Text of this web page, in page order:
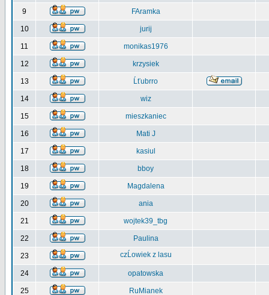
9 FAramka
10 jurij
11 monikas1976
12 krzysiek
13 Ĺťubrro
14 wiz
15 mieszkaniec
16 Mati J
17 kasiul
18 bboy
19 Magdalena
20 ania
21 wojtek39_tbg
22 Paulina
23 czĹowiek z lasu
24 opatowska
25 RuMianek